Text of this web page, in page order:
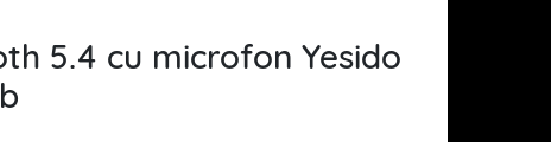
5.4 cu microfon Yesido